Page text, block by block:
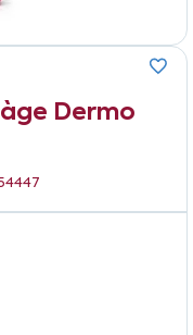
Dermo